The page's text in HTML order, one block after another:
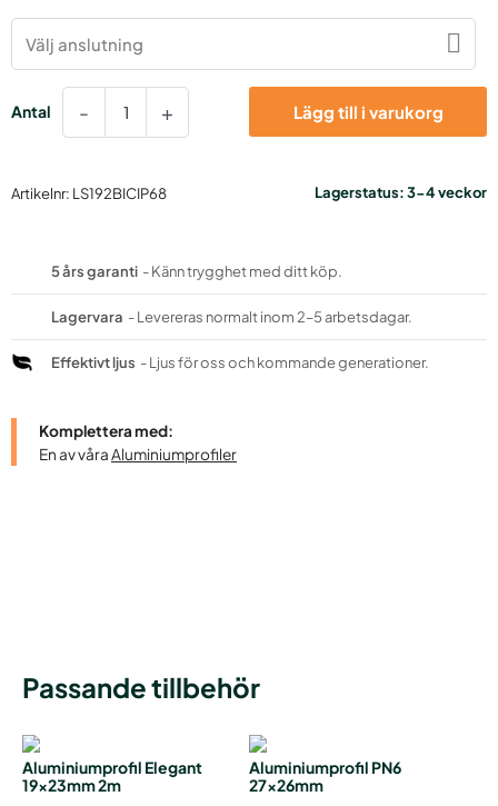
Välj anslutning
- + Lägg till i varukorg
Lagerstatus:3-4 veckor
Artikelnr: LS192BICIP68
5 års garanti - Känn trygghet med ditt köp.
Lagervara - Levereras normalt inom 2–5 arbetsdagar.
Effektivt ljus - Ljus för oss och kommande generationer.
Komplettera med:
En av våraAluminiumprofiler
Passande tillbehör
Aluminiumprofil Elegant
19x23mm 2m
Aluminiumprofil PN6
27x26mm